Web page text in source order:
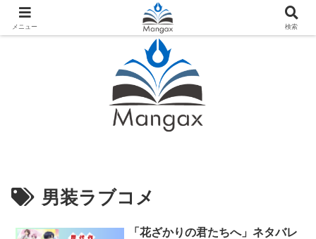
人気おすすめ漫画紹介ならMangax（マンガックス）
男装ラブコメ
「花ざかりの君たちへ」ネタバレ
メニュー 検索